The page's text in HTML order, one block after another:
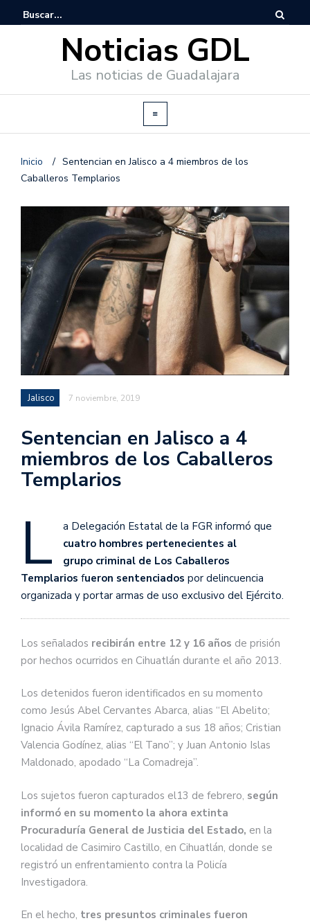
Noticias GDL
Las noticias de Guadalajara
Inicio / Sentencian en Jalisco a 4 miembros de los
Caballeros Templarios
Jalisco 7 noviembre, 2019
Sentencian en Jalisco a 4
miembros de los Caballeros
Templarios
L
a Delegación Estatal de la FGR informó que
cuatro hombres pertenecientes al
grupo criminal de Los Caballeros
Templarios fueron sentenciados por delincuencia
organizada y portar armas de uso exclusivo del Ejército.
Los señalados recibirán entre 12 y 16 años de prisión
por hechos ocurridos en Cihuatlán durante el año 2013.
Los detenidos fueron identificados en su momento
como Jesús Abel Cervantes Abarca, alias “El Abelito;
Ignacio Ávila Ramírez, capturado a sus 18 años; Cristian
Valencia Godínez, alias “El Tano”; y Juan Antonio Islas
Maldonado, apodado “La Comadreja”.
Los sujetos fueron capturados el13 de febrero, según
informó en su momento la ahora extinta
Procuraduría General de Justicia del Estado, en la
localidad de Casimiro Castillo, en Cihuatlán, donde se
registró un enfrentamiento contra la Policía
Investigadora.
En el hecho, tres presuntos criminales fueron